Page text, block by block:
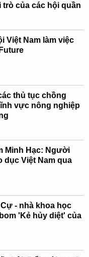
trò của các hội quần
Việt Nam làm việc
thủ tục chồng
vực nông nghiệp
Minh Hạc: Người
dục Việt Nam qua
- nhà khoa học
'Kẻ hủy diệt' của